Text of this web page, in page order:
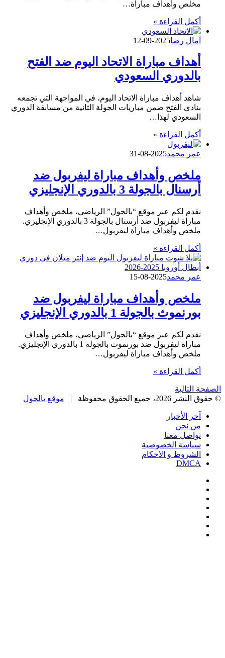
مخلص وأهداف مباراة…
أكمل القراءة »
آمال رضا2025-09-12
أهداف مباراة الاتحاد اليوم ضد الفتح
بالدوري السعودي
شاهد أهداف مباراة الاتحاد اليوم، في المواجهة التي تجمعه
بنادي الفتح ضمن مباريات الجولة الثانية من مسابقة الدوري
السعودي لهذا…
أكمل القراءة »
عمر محمد2025-08-31
ملخص وأهداف مباراة ليفربول ضد
أرسنال بالجولة 3 بالدوري الإنجليزي
نقدم لكم عبر موقع “بالجول” الرياضي، ملخص وأهداف
مباراة ليفربول ضد أرسنال بالجولة 3 بالدوري الإنجليزي.
ملخص وأهداف مباراة ليفربول…
أكمل القراءة »
عمر محمد2025-08-15
ملخص وأهداف مباراة ليفربول ضد
بورنموث بالجولة 1 بالدوري الإنجليزي
نقدم لكم عبر موقع “بالجول” الرياضي، ملخص وأهداف
مباراة ليفربول ضد بورنموث بالجولة 1 بالدوري الإنجليزي.
ملخص وأهداف مباراة ليفربول…
أكمل القراءة »
الصفحة التالية
© حقوق النشر 2026، جميع الحقوق محفوظة |
موقع بالجول
آخر الأخبار
من نحن
تواصل معنا
سياسة الخصوصية
الشروط و الاحكام
DMCA